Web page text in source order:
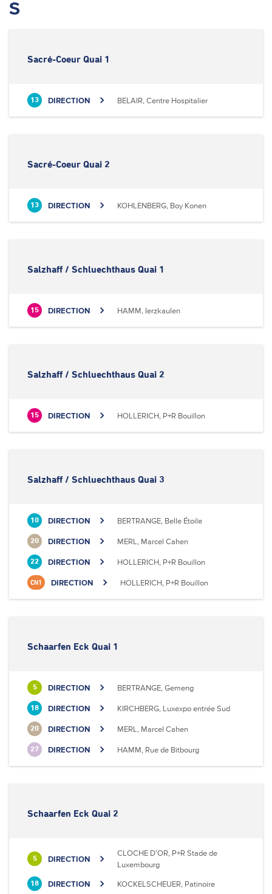
S
Sacré-Coeur Quai 1
13 DIRECTION BELAIR, Centre Hospitalier
Sacré-Coeur Quai 2
13 DIRECTION KOHLENBERG, Boy Konen
Salzhaff / Schluechthaus Quai 1
15 DIRECTION HAMM, Ierzkaulen
Salzhaff / Schluechthaus Quai 2
15 DIRECTION HOLLERICH, P+R Bouillon
Salzhaff / Schluechthaus Quai 3
10 DIRECTION BERTRANGE, Belle Étoile
20 DIRECTION MERL, Marcel Cahen
22 DIRECTION HOLLERICH, P+R Bouillon
CN1 DIRECTION HOLLERICH, P+R Bouillon
Schaarfen Eck Quai 1
5 DIRECTION BERTRANGE, Gemeng
18 DIRECTION KIRCHBERG, Luxexpo entrée Sud
20 DIRECTION MERL, Marcel Cahen
27 DIRECTION HAMM, Rue de Bitbourg
Schaarfen Eck Quai 2
5 DIRECTION
CLOCHE D'OR, P+R Stade de
Luxembourg
18 DIRECTION KOCKELSCHEUER, Patinoire